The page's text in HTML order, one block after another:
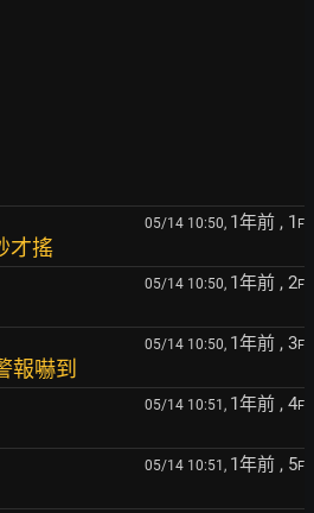
05/14 10:50, 1年前 , 1 F
才搖
05/14 10:50, 1年前 , 2F
05/14 10:50, 1年前 , 3F
報嚇到
05/14 10:51, 1年前 , 4F
05/14 10:51, 1年前 , 5F